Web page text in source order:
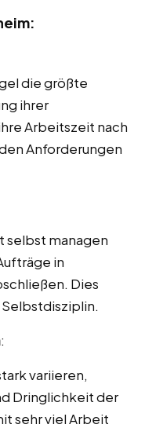
die größte
ihrer
Arbeitszeit nach
Anforderungen
selbst managen
in
Dies
:
variieren,
Dringlichkeit der
sehr viel Arbeit